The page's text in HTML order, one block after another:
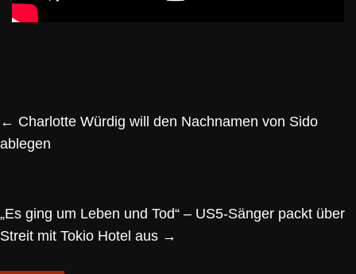
← Charlotte Würdig will den Nachnamen von Sido
ablegen
„Es ging um Leben und Tod“ – US5-Sänger packt über
Streit mit Tokio Hotel aus →